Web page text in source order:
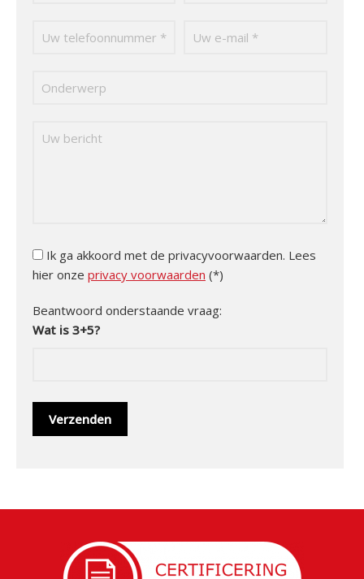
Ik ga akkoord met de privacyvoorwaarden. Lees
hier onze privacy voorwaarden (*)
Beantwoord onderstaande vraag:
Wat is 3+5?